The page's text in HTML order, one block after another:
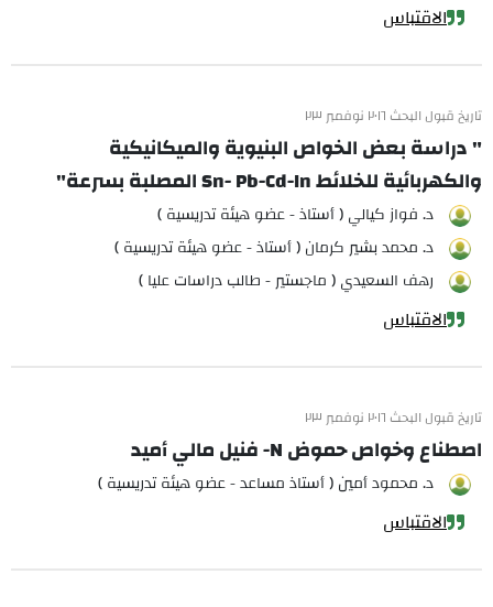
الاقتباس
تاريخ قبول البحث ٢٠١٦ نوفمبر ٢٣
" دراسة بعض الخواص البنيوية والميكانيكية
والكهربائية للخلائط Sn- Pb-Cd-In المصلبة بسرعة"
د. فواز كيالي ( أستاذ - عضو هيئة تدريسية )
د. محمد بشير كرمان ( أستاذ - عضو هيئة تدريسية )
رهف السعيدي ( ماجستير - طالب دراسات عليا )
الاقتباس
تاريخ قبول البحث ٢٠١٦ نوفمبر ٢٣
اصطناع وخواص حموض N- فنيل مالي أميد
د. محمود أمين ( أستاذ مساعد - عضو هيئة تدريسية )
الاقتباس